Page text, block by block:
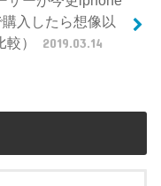
入したら想像以
較）
2019.03.14